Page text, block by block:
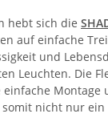
hebt sich die
auf einfache
und
Leuchten. Die
somit nicht nur